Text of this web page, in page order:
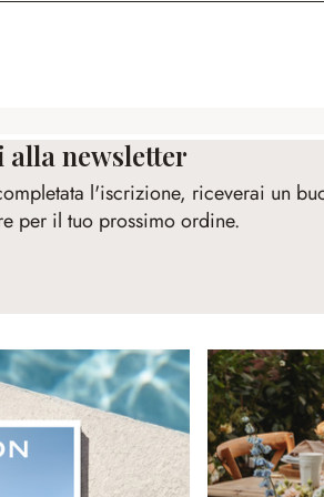
newsletter
l'iscrizione, riceverai un
per il tuo prossimo ordine.